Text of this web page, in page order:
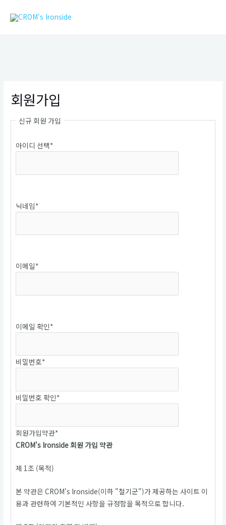
회원가입
신규 회원 가입
아이디 선택*
닉네임*
이메일*
이메일 확인*
비밀번호*
비밀번호 확인*
회원가입약관*
CROM's Ironside 회원 가입 약관
제 1조 (목적)
본 약관은 CROM's Ironside(이하 "철기군")가 제공하는 사이트 이
용과 관련하여 기본적인 사항을 규정함을 목적으로 합니다.